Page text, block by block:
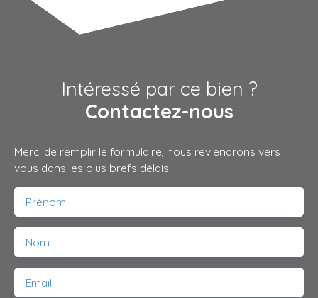
Intéressé par ce bien ?
Contactez-nous
Merci de remplir le formulaire, nous reviendrons vers
vous dans les plus brefs délais.
Prénom
Nom
Email